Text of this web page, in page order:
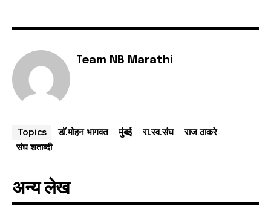
Team NB Marathi
Topics डॉ.मोहन भागवत मुंबई रा.स्व.संघ
राज ठाकरे
संघ शताब्दी
अन्य लेख